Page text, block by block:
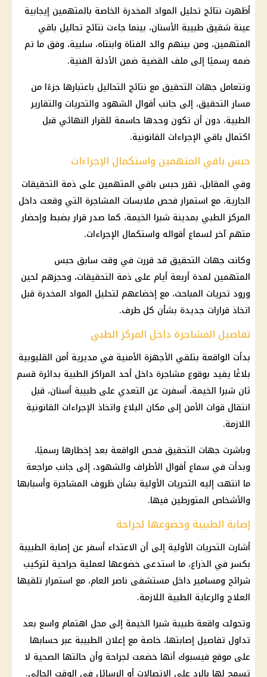
أظهرت نتائج تحليل المواد المخدرة الخاصة بالمتهمين إيجابية
عينة شقيق طبيبة الأسنان، بينما جاءت نتائج تحاليل باقي
المتهمين، ومن بينهم والد الفتاة وابنتاه، سلبية، وفق ما تم
ضمه رسميًا إلى ملف القضية ضمن الأدلة الفنية.
وتتعامل جهات التحقيق مع نتائج التحاليل باعتبارها جزءًا من
مسار التحقيق، إلى جانب أقوال الشهود والتحريات والتقارير
الطبية، دون أن تكون وحدها حاسمة للقرار النهائي قبل
اكتمال باقي الإجراءات القانونية.
حبس باقي المتهمين واستكمال الإجراءات
وفي المقابل، تقرر حبس باقي المتهمين على ذمة التحقيقات
الجارية، مع استمرار فحص ملابسات المشاجرة التي وقعت داخل
المركز الطبي بمدينة شبرا الخيمة، كما صدر قرار بضبط وإحضار
متهم آخر لسماع أقواله واستكمال الإجراءات.
وكانت جهات التحقيق قد قررت في وقت سابق حبس
المتهمين لمدة أربعة أيام على ذمة التحقيقات، وحجزهم لحين
ورود تحريات المباحث، مع إخضاعهم لتحليل المواد المخدرة قبل
اتخاذ قرارات جديدة بشأن كل طرف.
تفاصيل المشاجرة داخل المركز الطبي
بدأت الواقعة بتلقي الأجهزة الأمنية في مديرية أمن القليوبية
بلاغًا يفيد بوقوع مشاجرة داخل أحد المراكز الطبية بدائرة قسم
ثان شبرا الخيمة، أسفرت عن التعدي على طبيبة أسنان، قبل
انتقال قوات الأمن إلى مكان البلاغ واتخاذ الإجراءات القانونية
اللازمة.
وباشرت جهات التحقيق فحص الواقعة بعد إخطارها رسميًا،
وبدأت في سماع أقوال الأطراف والشهود، إلى جانب مراجعة
ما انتهت إليه التحريات الأولية بشأن ظروف المشاجرة وأسبابها
والأشخاص المتورطين فيها.
إصابة الطبيبة وخضوعها لجراحة
أشارت التحريات الأولية إلى أن الاعتداء أسفر عن إصابة الطبيبة
بكسر في الذراع، ما استدعى خضوعها لعملية جراحية لتركيب
شرائح ومسامير داخل مستشفى ناصر العام، مع استمرار تلقيها
العلاج والرعاية الطبية اللازمة.
وتحولت واقعة طبيبة شبرا الخيمة إلى محل اهتمام واسع بعد
تداول تفاصيل إصابتها، خاصة مع إعلان الطبيبة عبر حسابها
على موقع فيسبوك أنها خضعت لجراحة وأن حالتها الصحية لا
تسمح لها بالرد على الاتصالات أو الرسائل في الوقت الحالي.